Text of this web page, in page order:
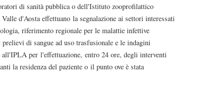
di sanità pubblica o dell'Istituto zooprofilattico
d'Aosta effettuano la segnalazione ai settori interessati
riferimento regionale per le malattie infettive
di sangue ad uso trasfusionale e le indagini
all'IPLA per l'effettuazione, entro 24 ore, degli interventi
la residenza del paziente o il punto ove è stata